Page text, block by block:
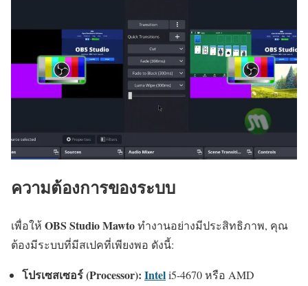
ความต้องการของระบบ
เพื่อให้OBS Studio Mawtoทำงานอย่างมีประสิทธิภาพ, คุณ
ต้องมีระบบที่มีสเปคที่เพียงพอ ดังนี้:
โปรเซสเซอร์ (Processor): Inteli5-4670 หรือ AMD